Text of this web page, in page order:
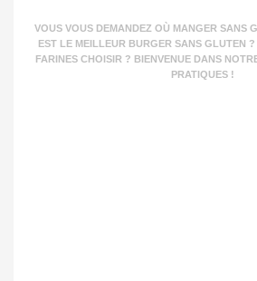
VOUS VOUS DEMANDEZ OÙ MANGER SANS
EST LE MEILLEUR BURGER SANS GLUTEN
FARINES CHOISIR ? BIENVENUE DANS
PRATIQUES !